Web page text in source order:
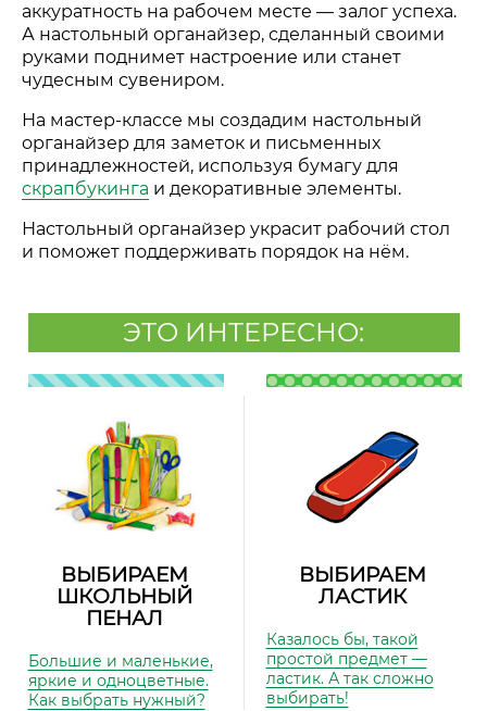
аккуратность на рабочем месте — залог успеха.
А настольный органайзер, сделанный своими
руками поднимет настроение или станет
чудесным сувениром.
На мастер-классе мы создадим настольный
органайзер для заметок и письменных
принадлежностей, используя бумагу для
скрапбукинга и декоративные элементы.
Настольный органайзер украсит рабочий стол
и поможет поддерживать порядок на нём.
ЭТО ИНТЕРЕСНО:
ВЫБИРАЕМ
ШКОЛЬНЫЙ
ПЕНАЛ
Большие и маленькие,
яркие и одноцветные.
Как выбрать нужный?
ВЫБИРАЕМ
ЛАСТИК
Казалось бы, такой
простой предмет —
ластик. А так сложно
выбирать!